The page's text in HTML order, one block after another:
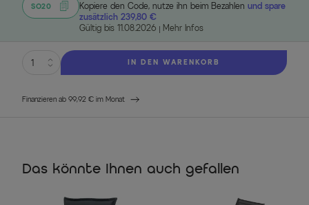
SO20
Kopiere den Code, nutze ihn beim Bezahlen und spare
zusätzlich 239,80 €
Gültig bis 11.08.2026
Mehr Infos
IN DEN WARENKORB
Finanzieren ab 99,92 € im Monat
Das könnte Ihnen auch gefallen